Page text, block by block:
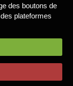
des boutons de
plateformes